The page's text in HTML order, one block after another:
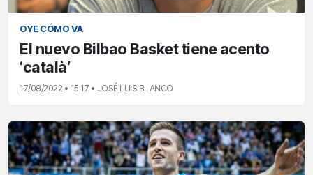
OYE CÓMO VA
El nuevo Bilbao Basket tiene acento
‘català’
17/08/2022 • 15:17 • JOSÉ LUIS BLANCO